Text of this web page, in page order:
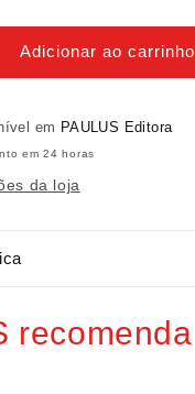
quantidade
de
A
de
de
Adicionar ao carrinho
em PAULUS Editora
em 24 horas
da loja
recomenda